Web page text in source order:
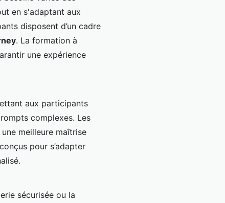
en s'adaptant aux
disposent d’un cadre
. La formation à
une expérience
aux participants
complexes. Les
meilleure maîtrise
pour s’adapter
sécurisée ou la